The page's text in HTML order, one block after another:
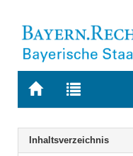
Zur
BAYERN.RECHT
Zur
letzten
Suche
Navigation
Inhaltsverzeichnis